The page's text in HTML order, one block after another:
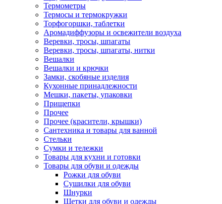
Термометры
Термосы и термокружки
Торфогоршки, таблетки
Аромадиффузоры и освежители воздуха
Веревки, тросы, шпагаты
Веревки, тросы, шпагаты, нитки
Вешалки
Вешалки и крючки
Замки, скобяные изделия
Кухонные принадлежности
Мешки, пакеты, упаковки
Прищепки
Прочее
Прочее (красители, крышки)
Сантехника и товары для ванной
Стельки
Сумки и тележки
Товары для кухни и готовки
Товары для обуви и одежды
Рожки для обуви
Сушилки для обуви
Шнурки
Щетки для обуви и одежды